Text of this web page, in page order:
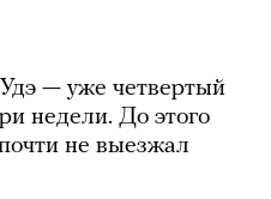
— уже четвертый
недели. До этого
не выезжал